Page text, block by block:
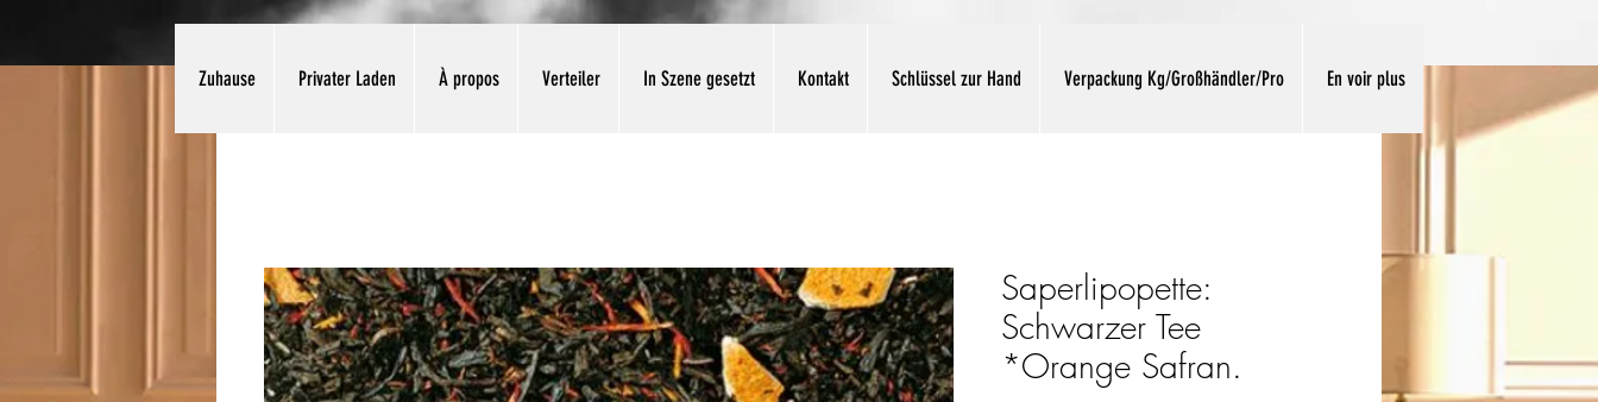
Zuhause Privater Laden À propos Verteiler In Szene gesetzt Kontakt Schlüssel zur Hand Verpackung Kg/Großhändler/Pro En voir plus
Saperlipopette:
Schwarzer Tee
*Orange Safran.